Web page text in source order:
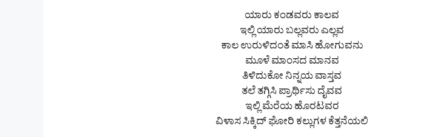
ಯಾರು ಕಂಡವರು ಕಾಲವ
ಇಲ್ಲಿ ಯಾರು ಬಲ್ಲವರು ಎಲ್ಲವ
ಕಾಲ ಉರುಳಿದಂತೆ ಮಾಸಿ ಹೋಗುವನು
ಮೂಳೆ ಮಾಂಸದ ಮಾನವ
ತಿಳಿದುಕೋ ನಿನ್ನಯ ವಾಸ್ತವ
ತಲೆ ತಗ್ಗಿಸಿ ಪ್ರಾರ್ಥಿಸು ದೈವವ
ಇಲ್ಲಿ ಮೆರೆಯ ಹೊರಟವರ
ವಿಳಾಸ ಸಿಕ್ಕಿದ್ ಘೋರಿ ಕಲ್ಲುಗಳ ಕೆತ್ತನೆಯಲಿ